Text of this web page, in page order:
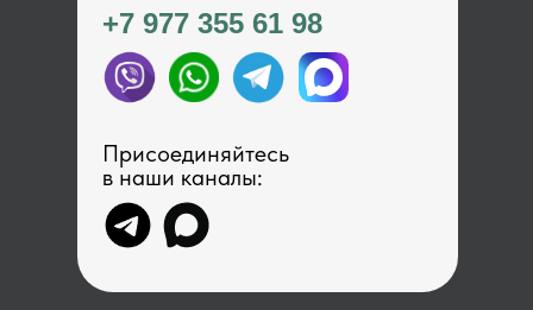
+7 977 355 61 98
Присоединяйтесь
в наши каналы: